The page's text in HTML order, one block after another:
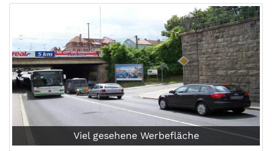
Viel gesehene Werbefläche